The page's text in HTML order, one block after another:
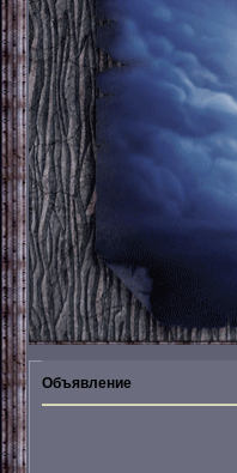
Объявление